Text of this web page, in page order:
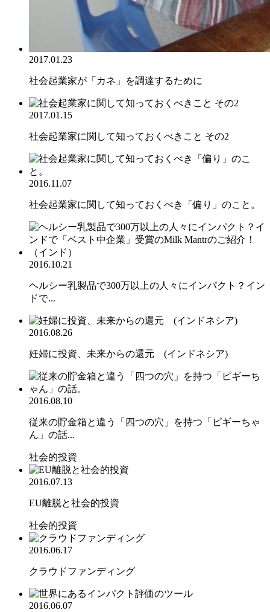
2017.01.23
社会起業家が「カネ」を調達するために
2017.01.15
社会起業家に関して知っておくべきこと その2
2016.11.07
社会起業家に関して知っておくべき「偏り」のこと。
2016.10.21
ヘルシー乳製品で300万以上の人々にインパクト？イン
ドで...
2016.08.26
妊婦に投資、未来からの還元 (インドネシア)
2016.08.10
従来の貯金箱と違う「四つの穴」を持つ「ピギーちゃ
ん」の話...
社会的投資
2016.07.13
EU離脱と社会的投資
社会的投資
2016.06.17
クラウドファンディング
2016.06.07